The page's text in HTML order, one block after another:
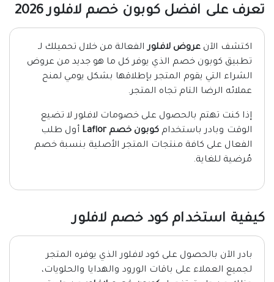
تعرف على افضل كوبون خصم لافلور 2026
اكتشف الآن عروض لافلورالفعالة من خلال تحميلك لـ
تطبيق كوبون خصم الذي يوفر كل ما هو جديد من عروض
الشراء التي يقوم المتجر بإطلاقها بشكل يومي لمنح
عملائه الرضا التام تجاه المتجر.
إذا كنت تهتم بالحصول على خصومات لافلور لا تضيع
الوقت وبادر باستخدام كوبون خصم Laflor
أول طلب
الفعال على كافة منتجات المتجر الأصلية بنسبة خصم
مُرضية للغاية.
كيفية استخدام كود خصم لافلور
بادر الآن بالحصول على كود لافلور الذي يوفره المتجر
لجميع العملاء على باقات الورود والهدايا والحلويات،